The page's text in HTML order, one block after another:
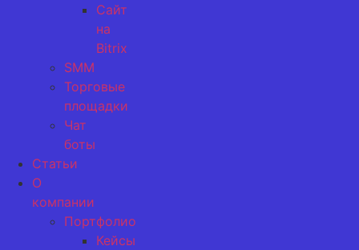
Сайт
на
Bitrix
SMM
Торговые
площадки
Чат
боты
Статьи
О
компании
Портфолио
Кейсы